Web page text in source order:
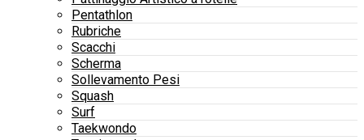
Pentathlon
Rubriche
Scacchi
Scherma
Sollevamento Pesi
Squash
Surf
Taekwondo